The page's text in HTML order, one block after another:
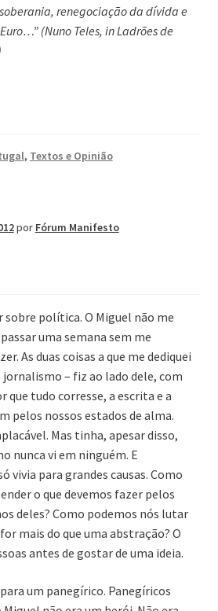
renegociação da dívida e
(Nuno Teles, in Ladrões de
, Textos e Opinião
por Fórum Manifesto
sobre política. O Miguel não me
uma semana sem me
As duas coisas a que me dediquei
jornalismo – fiz ao lado dele, com
que tudo corresse, a escrita e a
pelos nossos estados de alma.
Mas tinha, apesar disso,
nunca vi em ninguém. E
vivia para grandes causas. Como
o que devemos fazer pelos
deles? Como podemos nós lutar
mais do que uma abstração? O
antes de gostar de uma ideia.
um panegírico. Panegíricos